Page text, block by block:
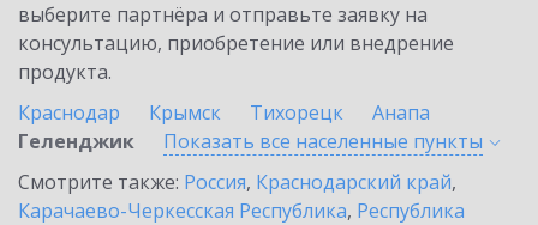
выберите партнёра и отправьте заявку на
консультацию, приобретение или внедрение
продукта.
Краснодар
Крымск Тихорецк
Анапа
Геленджик
Показать все населенные пункты
Смотрите также: Россия, Краснодарский край,
Карачаево-Черкесская Республика, Республика